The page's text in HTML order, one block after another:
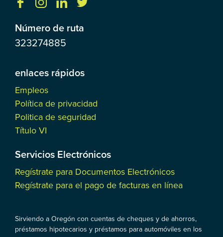
Número de ruta
323274885
enlaces rápidos
Empleos
Política de privacidad
Politica de seguridad
Título VI
Servicios Electrónicos
Regístrate para Documentos Electrónicos
Regístrate para el pago de facturas en línea
Sirviendo a Oregón con cuentas de cheques y de ahorros,
préstamos hipotecarios y préstamos para automóviles en los